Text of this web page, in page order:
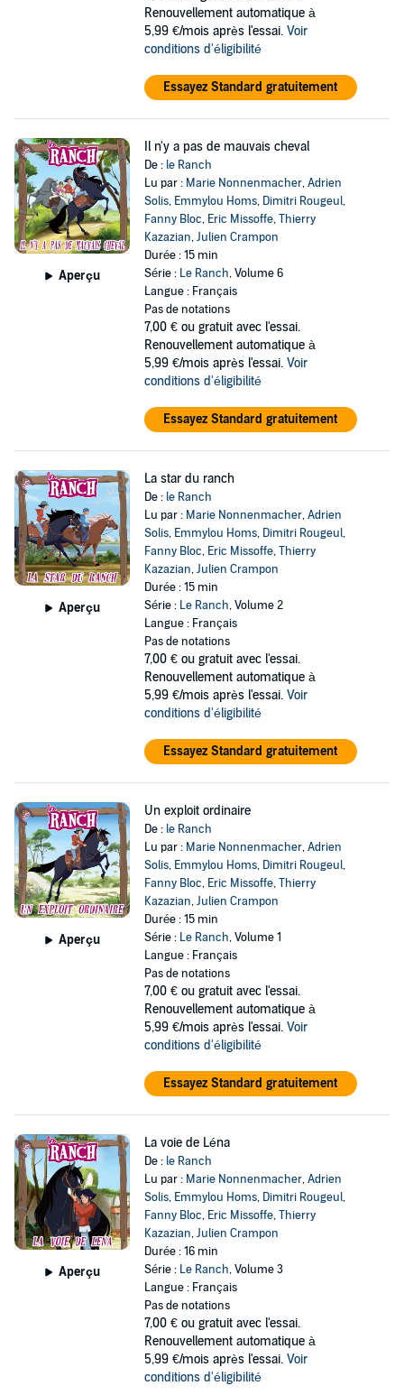
Renouvellement automatique à
5,99 €/mois après l'essai. Voir
conditions d'éligibilité
Essayez Standard gratuitement
Aperçu
Il n'y a pas de mauvais cheval
De : le Ranch
Lu par : Marie Nonnenmacher,Adrien
Solis, Emmylou Homs, Dimitri Rougeul,
Fanny Bloc, Eric Missoffe,Thierry
Kazazian,Julien Crampon
Durée : 15 min
Série : Le Ranch, Volume 6
Langue : Français
Pas de notations
7,00 € ou gratuit avec l'essai.
Renouvellement automatique à
5,99 €/mois après l'essai. Voir
conditions d'éligibilité
Essayez Standard gratuitement
Aperçu
La star du ranch
De : le Ranch
Lu par : Marie Nonnenmacher,Adrien
Solis, Emmylou Homs, Dimitri Rougeul,
Fanny Bloc, Eric Missoffe,Thierry
Kazazian,Julien Crampon
Durée : 15 min
Série : Le Ranch, Volume 2
Langue : Français
Pas de notations
7,00 € ou gratuit avec l'essai.
Renouvellement automatique à
5,99 €/mois après l'essai. Voir
conditions d'éligibilité
Essayez Standard gratuitement
Aperçu
Un exploit ordinaire
De : le Ranch
Lu par : Marie Nonnenmacher,Adrien
Solis, Emmylou Homs, Dimitri Rougeul,
Fanny Bloc, Eric Missoffe,Thierry
Kazazian,Julien Crampon
Durée : 15 min
Série : Le Ranch, Volume 1
Langue : Français
Pas de notations
7,00 € ou gratuit avec l'essai.
Renouvellement automatique à
5,99 €/mois après l'essai. Voir
conditions d'éligibilité
Essayez Standard gratuitement
Aperçu
La voie de Léna
De : le Ranch
Lu par : Marie Nonnenmacher,Adrien
Solis, Emmylou Homs, Dimitri Rougeul,
Fanny Bloc, Eric Missoffe,Thierry
Kazazian,Julien Crampon
Durée : 16 min
Série : Le Ranch, Volume 3
Langue : Français
Pas de notations
7,00 € ou gratuit avec l'essai.
Renouvellement automatique à
5,99 €/mois après l'essai. Voir
conditions d'éligibilité